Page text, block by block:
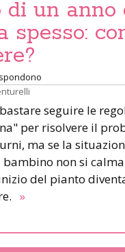
di un anno
spesso:
seguire le
per risolvere il
ma se la
non si
del pianto
»